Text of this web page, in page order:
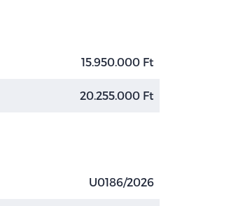
15.950.000 Ft
20.255.000 Ft
U0186/2026